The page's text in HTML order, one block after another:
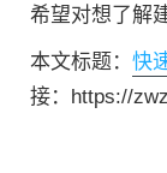
希望对想了解
本文标题： 快
接：https://